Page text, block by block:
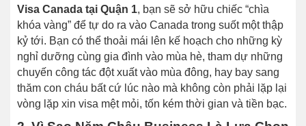
Visa Canada tại Quận 1, bạn sẽ sở hữu chiếc “chìa
khóa vàng” để tự do ra vào Canada trong suốt một thập
kỷ tới. Bạn có thể thoải mái lên kế hoạch cho những kỳ
nghỉ dưỡng cùng gia đình vào mùa hè, tham dự những
chuyến công tác đột xuất vào mùa đông, hay bay sang
thăm con cháu bất cứ lúc nào mà không còn phải lặp lại
vòng lặp xin visa mệt mỏi, tốn kém thời gian và tiền bạc.